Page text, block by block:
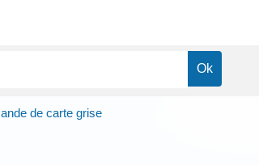
de carte grise